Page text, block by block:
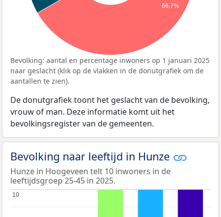
66,7%
Bevolking: aantal en percentage inwoners op 1 januari 2025
naar geslacht (klik op de vlakken in de donutgrafiek om de
aantallen te zien).
De donutgrafiek toont het geslacht van de bevolking,
vrouw of man. Deze informatie komt uit het
bevolkingsregister van de gemeenten.
Bevolking naar leeftijd in Hunze
Hunze in Hoogeveen telt 10 inwoners in de
leeftijdsgroep 25-45 in 2025.
10
10